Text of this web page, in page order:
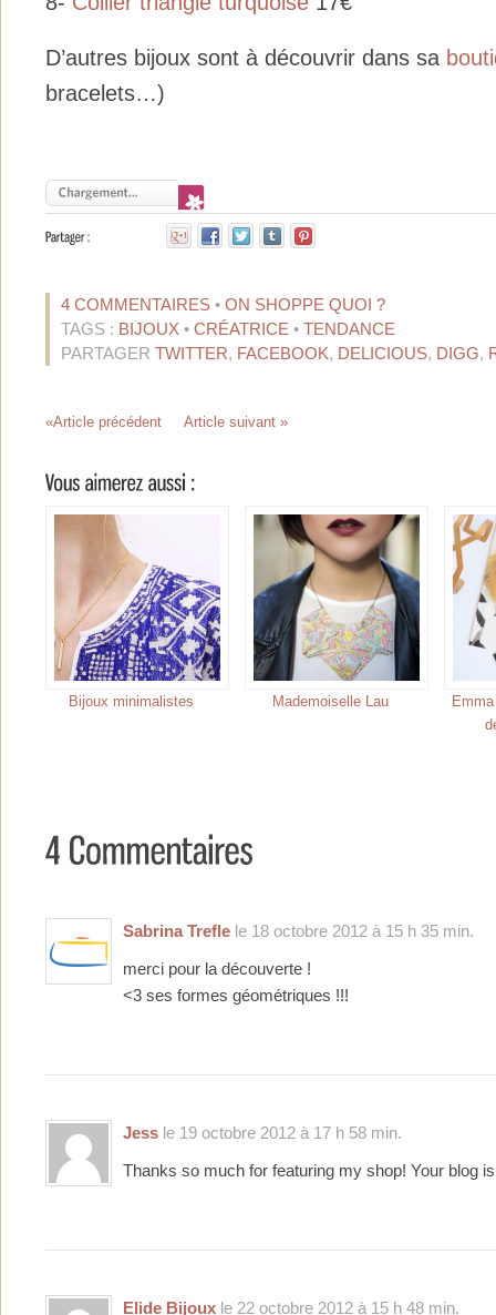
D’autres bijoux sont à découvrir dans sa
bracelets…)
4 COMMENTAIRES • ON SHOPPE QUOI ?
TAGS : BIJOUX • CRÉATRICE • TENDANCE
PARTAGER TWITTER, FACEBOOK, DELICIOUS, DIGG,
«Article précédent Article suivant »
Bijoux minimalistes Mademoiselle Lau
Sabrina Trefle le 18 octobre 2012 à 15 h 35 min.
merci pour la découverte !
<3 ses formes géométriques !!!
Jess le 19 octobre 2012 à 17 h 58 min.
Thanks so much for featuring my shop! Your blog
Elide Bijoux le 22 octobre 2012 à 15 h 48 min.